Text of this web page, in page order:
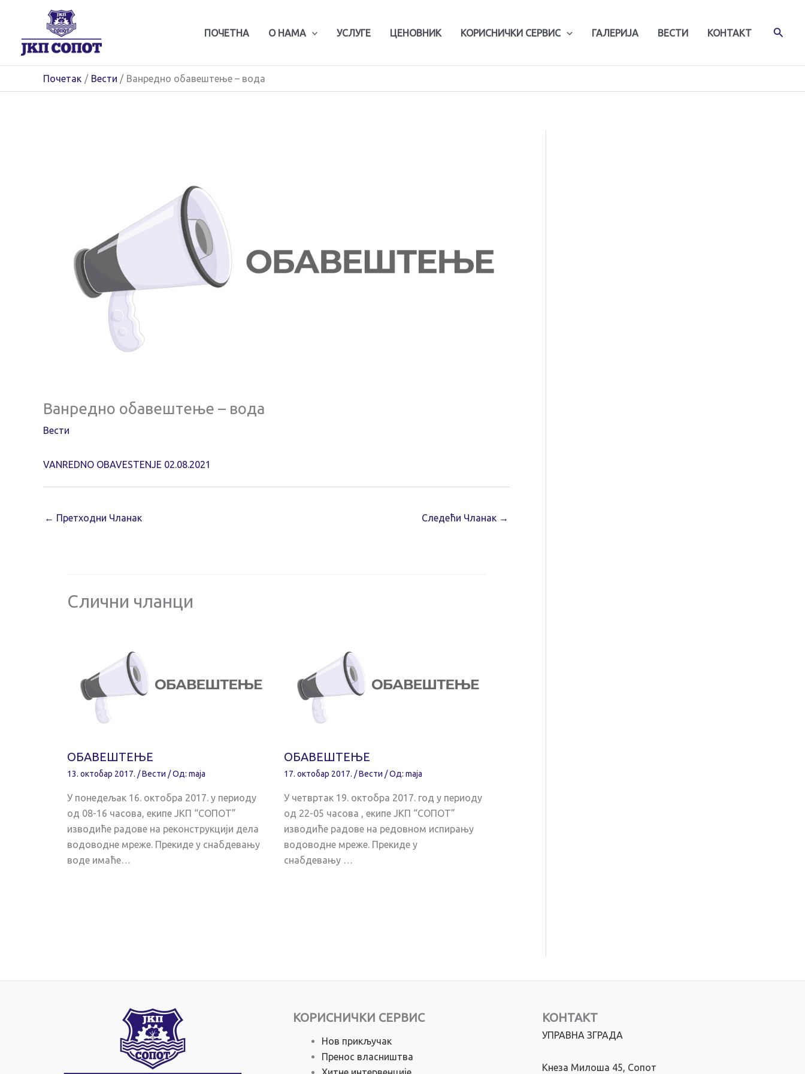
садржај
ПОЧЕТНА О НАМА УСЛУГЕ ЦЕНОВНИК КОРИСНИЧКИ СЕРВИС ГАЛЕРИЈА ВЕСТИ КОНТАКТ
Почетак Вести Ванредно обавештење – вода
Ванредно обавештење – вода
Вести
VANREDNO OBAVESTENJE 02.08.2021
← Претходни Чланак Следећи Чланак →
Слични чланци
ОБАВЕШТЕЊЕ
13. октобар 2017. /Вести / Од: maja
У понедељак 16. октобра 2017. у периоду
од 08-16 часова, екипе ЈКП “СОПОТ”
изводиће радове на реконструкцији дела
водоводне мреже. Прекиде у снабдевању
воде имаће…
ОБАВЕШТЕЊЕ
17. октобар 2017. /Вести / Од: maja
У четвртак 19. октобра 2017. год у периоду
од 22-05 часова , екипе ЈКП “СОПОТ”
изводиће радове на редовном испирању
водоводне мреже. Прекиде у
снабдевању …
КОРИСНИЧКИ СЕРВИС
Нов прикључак
Пренос власништва
КОНТАКТ
УПРАВНА ЗГРАДА
Кнеза Милоша 45, Сопот